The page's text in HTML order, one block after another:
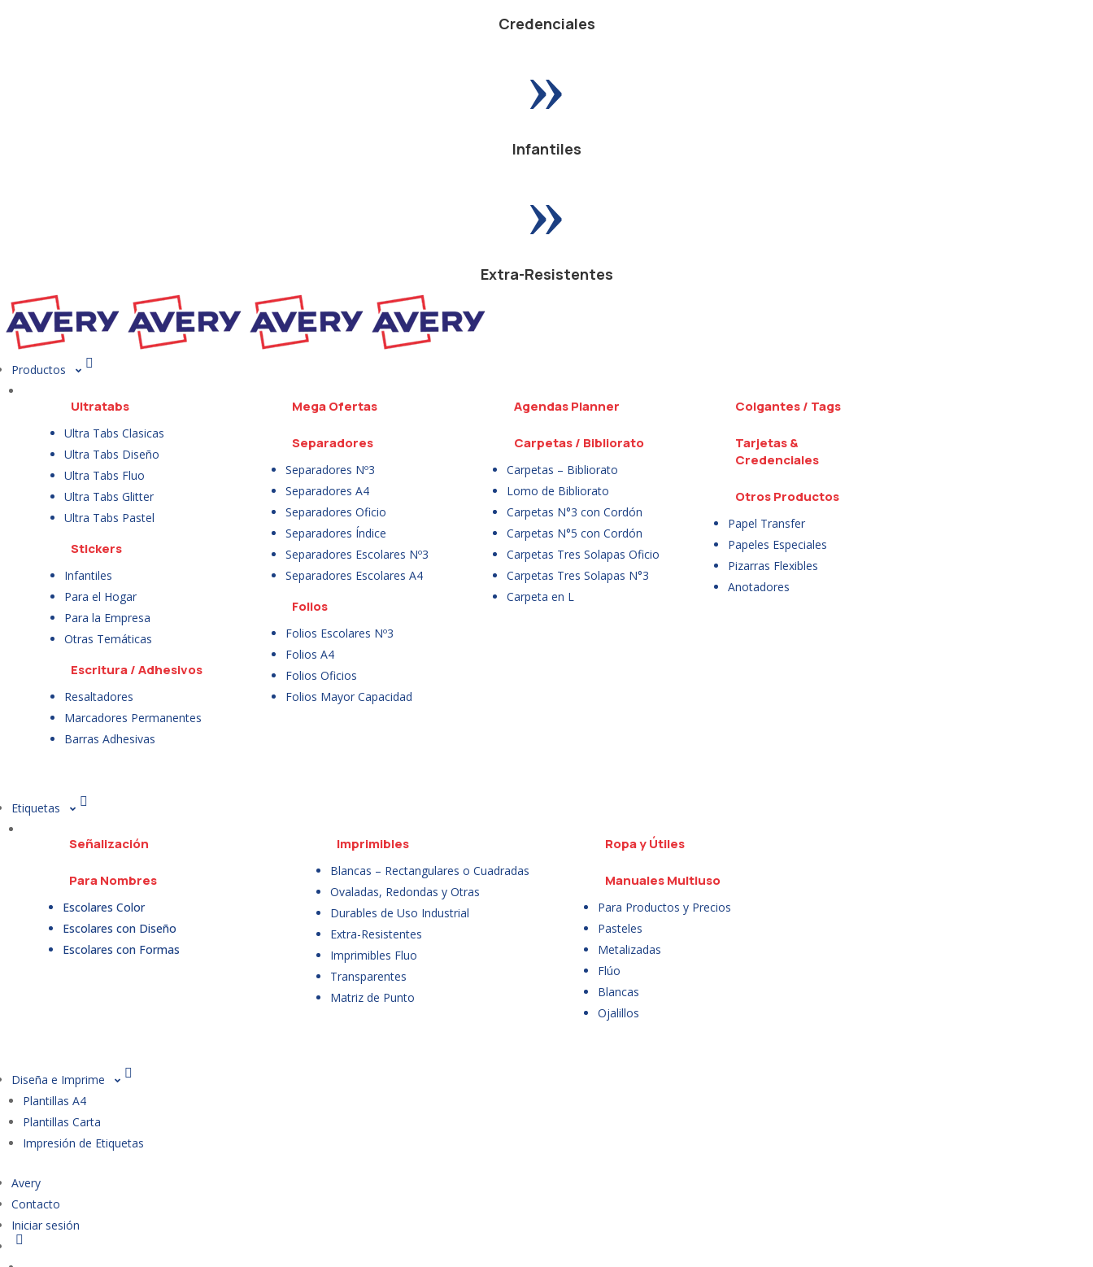
Credenciales
»
Infantiles
»
Extra-Resistentes
Productos
Ultratabs
Ultra Tabs Clasicas
Ultra Tabs Diseño
Ultra Tabs Fluo
Ultra Tabs Glitter
Ultra Tabs Pastel
Stickers
Infantiles
Para el Hogar
Para la Empresa
Otras Temáticas
Escritura / Adhesivos
Resaltadores
Marcadores Permanentes
Barras Adhesivas
Mega Ofertas
Separadores
Separadores Nº3
Separadores A4
Separadores Oficio
Separadores Índice
Separadores Escolares Nº3
Separadores Escolares A4
Folios
Folios Escolares Nº3
Folios A4
Folios Oficios
Folios Mayor Capacidad
Agendas Planner
Carpetas / Bibliorato
Carpetas – Bibliorato
Lomo de Bibliorato
Carpetas N°3 con Cordón
Carpetas N°5 con Cordón
Carpetas Tres Solapas Oficio
Carpetas Tres Solapas N°3
Carpeta en L
Colgantes / Tags
Tarjetas &
Credenciales
Otros Productos
Papel Transfer
Papeles Especiales
Pizarras Flexibles
Anotadores
Etiquetas
Señalización
Para Nombres
Escolares Color
Escolares con Diseño
Escolares con Formas
Imprimibles
Blancas – Rectangulares o Cuadradas
Ovaladas, Redondas y Otras
Durables de Uso Industrial
Extra-Resistentes
Imprimibles Fluo
Transparentes
Matriz de Punto
Ropa y Útiles
Manuales Multiuso
Para Productos y Precios
Pasteles
Metalizadas
Flúo
Blancas
Ojalillos
Diseña e Imprime
Plantillas A4
Plantillas Carta
Impresión de Etiquetas
Avery
Contacto
Iniciar sesión